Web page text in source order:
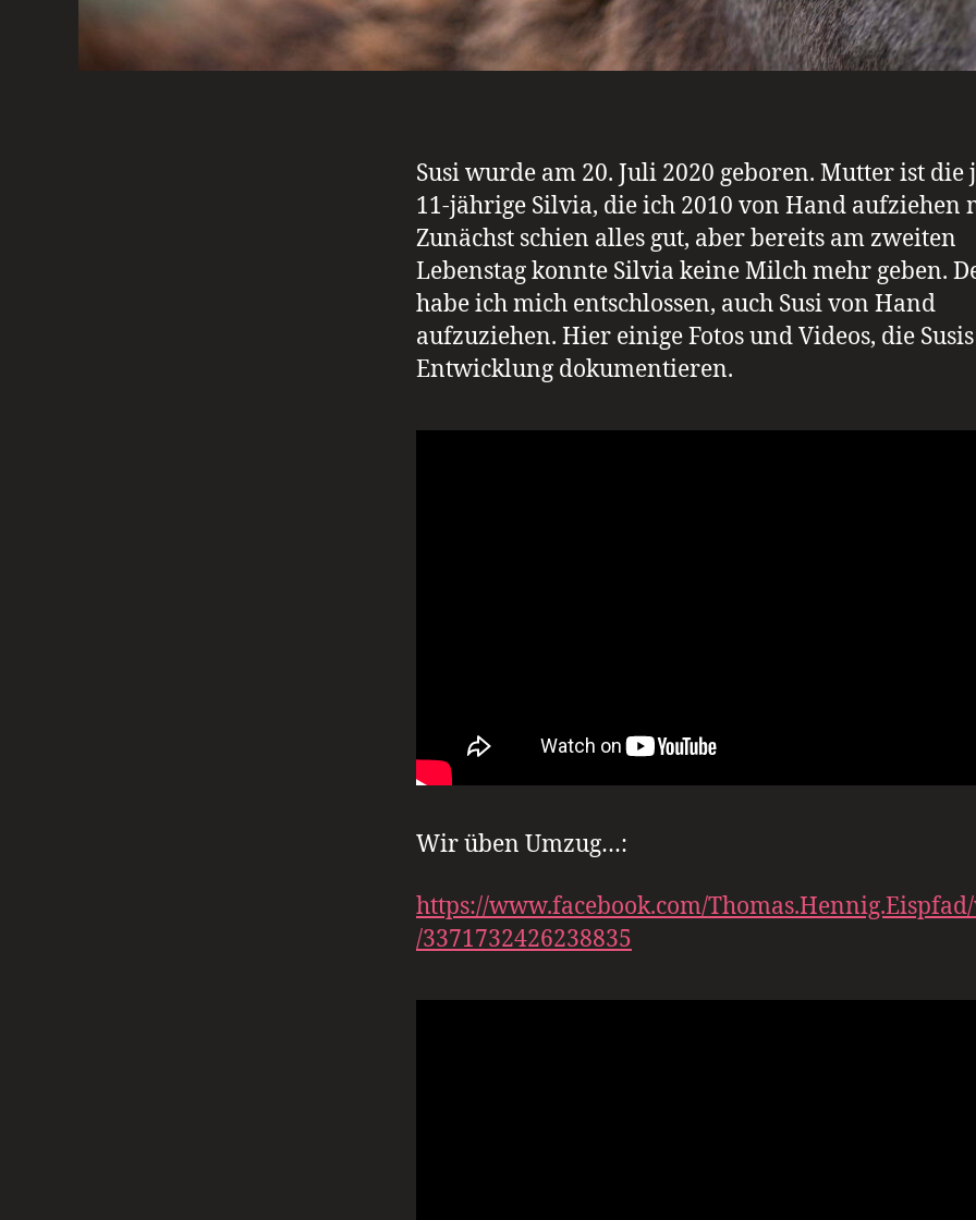
Susi wurde am 20. Juli 2020 geboren. Mutter ist die
11-jährige Silvia, die ich 2010 von Hand aufziehen
Zunächst schien alles gut, aber bereits am zweiten
Lebenstag konnte Silvia keine Milch mehr geben.
habe ich mich entschlossen, auch Susi von Hand
aufzuziehen. Hier einige Fotos und Videos, die Susis
Entwicklung dokumentieren.
Wir üben Umzug…:
https://www.facebook.com/
/3371732426238835